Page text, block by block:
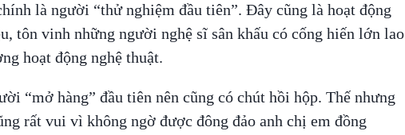
là người “thử nghiệm đầu tiên”. Đây cũng là hoạt động
tôn vinh những người nghệ sĩ sân khấu có cống hiến lớn lao
hoạt động nghệ thuật.
“mở hàng” đầu tiên nên cũng có chút hồi hộp. Thế nhưng
rất vui vì không ngờ được đông đảo anh chị em đồng